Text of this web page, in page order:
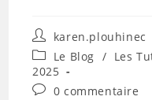
Auteur/autrice
de
la
publication :
karen.plouhinec
Post
category:
Le Blog / Les
2025
Commentaires
0 commentaire